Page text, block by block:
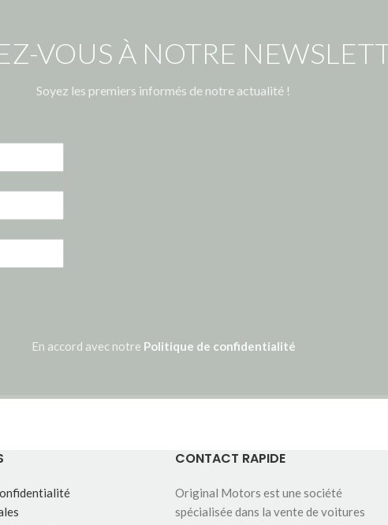
VOUS À NOTRE
Soyez les premiers informés de notre actualité !
En accord avec notre Politique de confidentialité
CONTACT RAPIDE
Original Motors est une société
spécialisée dans la vente de voitures